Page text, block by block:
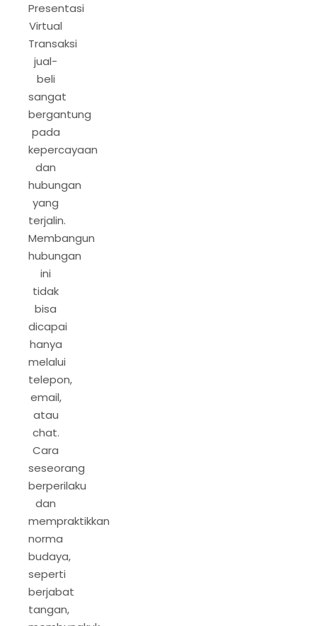
Presentasi
Virtual
Transaksi
jual-
beli
sangat
bergantung
pada
kepercayaan
dan
hubungan
yang
terjalin.
Membangun
hubungan
ini
tidak
bisa
dicapai
hanya
melalui
telepon,
email,
atau
chat.
Cara
seseorang
berperilaku
dan
mempraktikkan
norma
budaya,
seperti
berjabat
tangan,